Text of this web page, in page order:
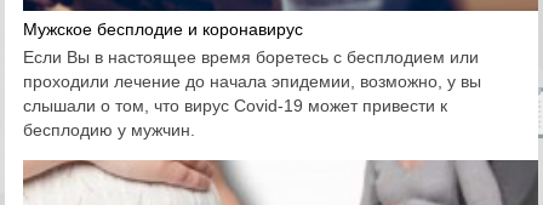
Мужское бесплодие и коронавирус
Если Вы в настоящее время боретесь с бесплодием или
проходили лечение до начала эпидемии, возможно, у вы
слышали о том, что вирус Covid-19 может привести к
бесплодию у мужчин.